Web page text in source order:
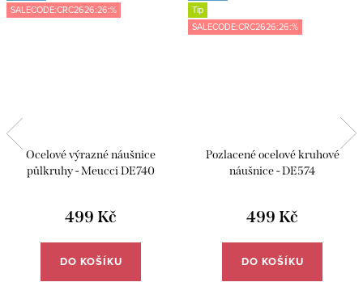
SALECODE:CRC2626:26:%
Ocelové výrazné náušnice
půlkruhy - Meucci DE740
499 Kč
DO KOŠÍKU
Tip
SALECODE:CRC2626:26:%
Pozlacené ocelové kruhové
náušnice - DE574
499 Kč
DO KOŠÍKU